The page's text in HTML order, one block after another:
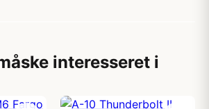
interesseret i